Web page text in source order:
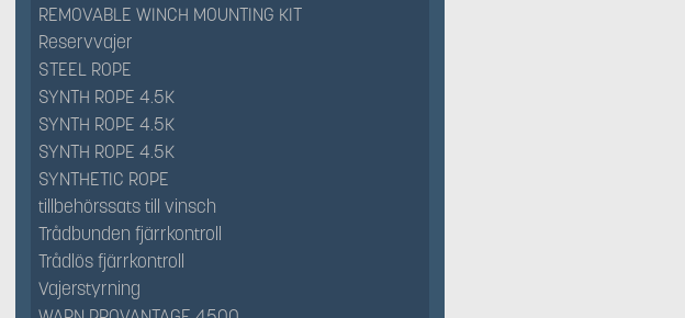
REMOVABLE WINCH MOUNTING KIT
Reservvajer
STEEL ROPE
SYNTH ROPE 4.5K
SYNTH ROPE 4.5K
SYNTH ROPE 4.5K
SYNTHETIC ROPE
tillbehörssats till vinsch
Trådbunden fjärrkontroll
Trådlös fjärrkontroll
Vajerstyrning